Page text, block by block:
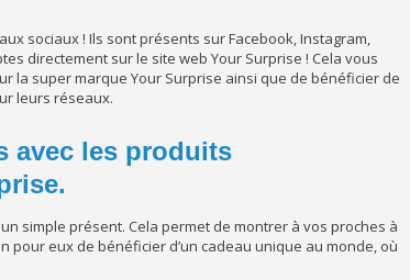
sociaux ! Ils sont présents sur Facebook, Instagram,
directement sur le site web Your Surprise ! Cela vous
la super marque Your Surprise ainsi que de bénéficier de
leurs réseaux.
avec les produits
simple présent. Cela permet de montrer à vos proches à
pour eux de bénéficier d’un cadeau unique au monde, où